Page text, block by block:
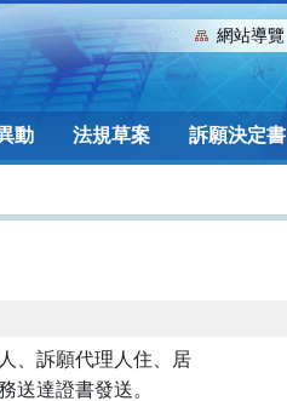
::: 網站導覽
動 法規草案 訴願決定書
、訴願代理人住、居
送達證書發送。